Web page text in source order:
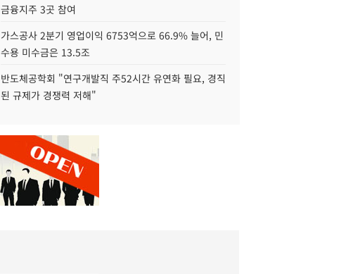
금융지주 3곳 참여
가스공사 2분기 영업이익 6753억으로 66.9% 늘어, 민
수용 미수금은 13.5조
반도체공학회 "연구개발직 주52시간 유연화 필요, 경직
된 규제가 경쟁력 저해"